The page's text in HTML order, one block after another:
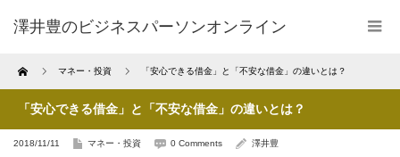
澤井豊のビジネスパーソンオンライン
Home マネー・投資 「安心できる借金」と「不安な借金」の違いとは？
「安心できる借金」と「不安な借金」の違いとは？
2018/11/11 マネー・投資 0 Comments 澤井豊